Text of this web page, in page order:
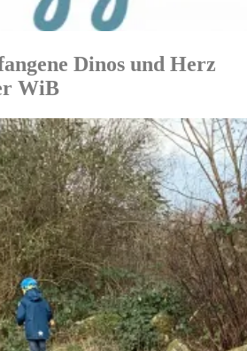
Dinos und Herz
WiB